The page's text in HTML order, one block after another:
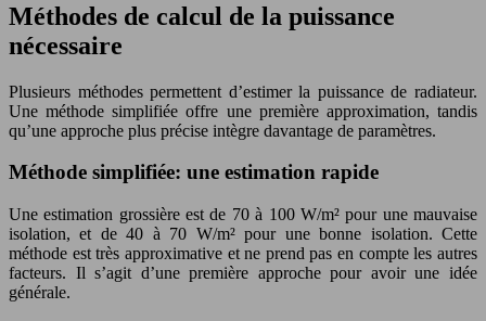
Méthodes de calcul de la puissance
nécessaire
Plusieurs méthodes permettent d’estimer la puissance de radiateur.
Une méthode simplifiée offre une première approximation, tandis
qu’une approche plus précise intègre davantage de paramètres.
Méthode simplifiée: une estimation rapide
Une estimation grossière est de 70 à 100 W/m² pour une mauvaise
isolation, et de 40 à 70 W/m² pour une bonne isolation. Cette
méthode est très approximative et ne prend pas en compte les autres
facteurs. Il s’agit d’une première approche pour avoir une idée
générale.